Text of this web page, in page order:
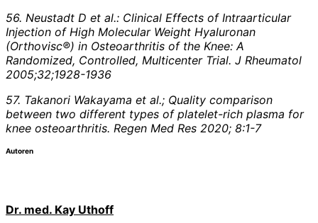
56. Neustadt D et al.: Clinical Effects of Intraarticular
Injection of High Molecular Weight Hyaluronan
(Orthovisc®) in Osteoarthritis of the Knee: A
Randomized, Controlled, Multicenter Trial. J Rheumatol
2005;32;1928-1936
57. Takanori Wakayama et al.; Quality comparison
between two different types of platelet-rich plasma for
knee osteoarthritis. Regen Med Res 2020; 8:1-7
Autoren
Dr. med. Kay Uthoff